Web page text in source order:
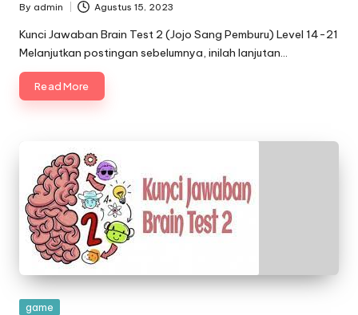
Posted
by
By admin Agustus 15, 2023
Kunci Jawaban Brain Test 2 (Jojo Sang Pemburu) Level 14-21
Melanjutkan postingan sebelumnya, inilah lanjutan…
Read More
Posted
game